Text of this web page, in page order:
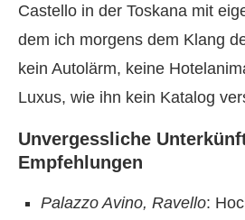
Castello in der Toskana mit
dem ich morgens dem Klang
kein Autolärm, keine
Luxus, wie ihn kein Katalog
Unvergessliche
Empfehlungen
Palazzo Avino, Ravello: